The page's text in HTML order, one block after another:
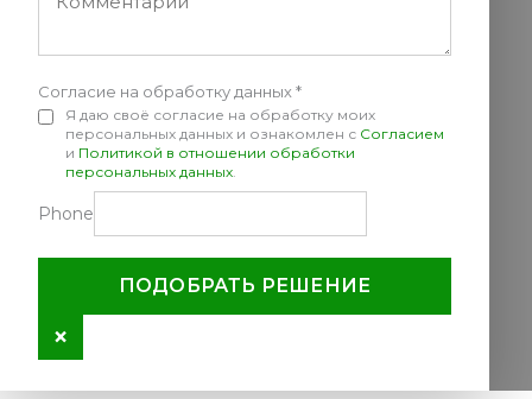
Согласие на обработку данных *
Я даю своё согласие на обработку моих
персональных данных и ознакомлен с Согласием
и Политикой в отношении обработки
персональных данных
Phone
ПОДОБРАТЬ РЕШЕНИЕ
×